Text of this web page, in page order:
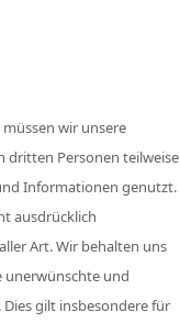
wir unsere
dritten Personen teilweise
Informationen genutzt.
ausdrücklich
Art. Wir behalten uns
unerwünschte und
gilt insbesondere für